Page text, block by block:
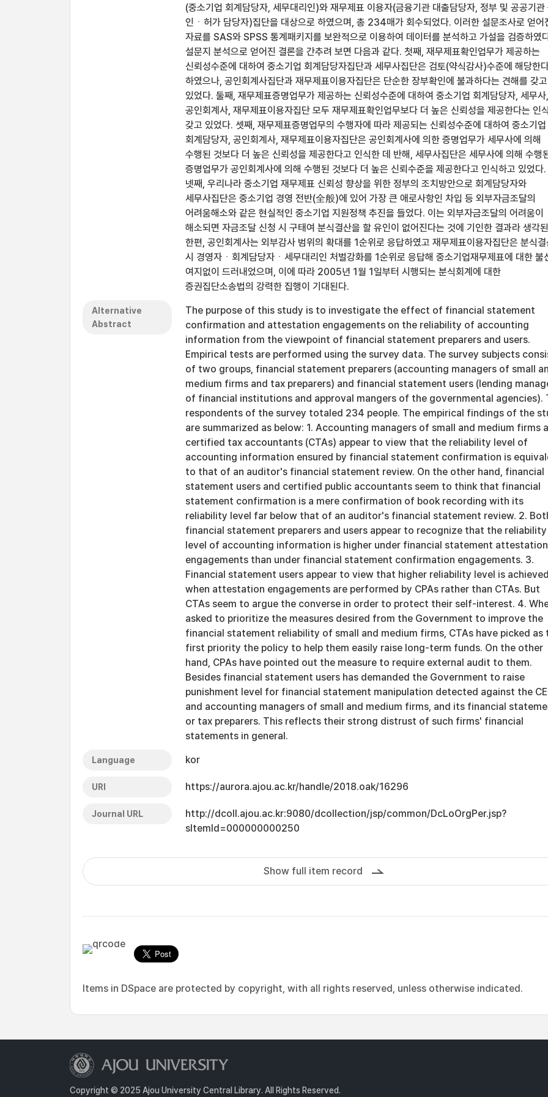
(중소기업 회계담당자, 세무대리인)와 재무제표 이용자(금융기관 대출담당자, 정부 및 공공기관
인ㆍ허가 담당자)집단을 대상으로 하였으며, 총 234매가 회수되었다. 이러한 설문조사로 얻어
자료를 SAS와 SPSS 통계패키지를 보완적으로 이용하여 데이터를 분석하고 가설을 검증하였
설문지 분석으로 얻어진 결론을 간추려 보면 다음과 같다. 첫째, 재무제표확인업무가 제공하는
신뢰성수준에 대하여 중소기업 회계담당자집단과 세무사집단은 검토(약식감사)수준에 해당한
하였으나, 공인회계사집단과 재무제표이용자집단은 단순한 장부확인에 불과하다는 견해를 갖고
있었다. 둘째, 재무제표증명업무가 제공하는 신뢰성수준에 대하여 중소기업 회계담당자, 세무사,
공인회계사, 재무제표이용자집단 모두 재무제표확인업무보다 더 높은 신뢰성을 제공한다는 인
갖고 있었다. 셋째, 재무제표증명업무의 수행자에 따라 제공되는 신뢰성수준에 대하여 중소기업
회계담당자, 공인회계사, 재무제표이용자집단은 공인회계사에 의한 증명업무가 세무사에 의해
수행된 것보다 더 높은 신뢰성을 제공한다고 인식한 데 반해, 세무사집단은 세무사에 의해 수행
증명업무가 공인회계사에 의해 수행된 것보다 더 높은 신뢰수준을 제공한다고 인식하고 있었다.
넷째, 우리나라 중소기업 재무제표 신뢰성 향상을 위한 정부의 조치방안으로 회계담당자와
세무사집단은 중소기업 경영 전반(全般)에 있어 가장 큰 애로사항인 차입 등 외부자금조달의
어려움해소와 같은 현실적인 중소기업 지원정책 추진을 들었다. 이는 외부자금조달의 어려움이
해소되면 자금조달 신청 시 구태여 분식결산을 할 유인이 없어진다는 것에 기인한 결과라 생각
한편, 공인회계사는 외부감사 범위의 확대를 1순위로 응답하였고 재무제표이용자집단은 분식
시 경영자ㆍ회계담당자ㆍ세무대리인 처벌강화를 1순위로 응답해 중소기업재무제표에 대한 불
여지없이 드러내었으며, 이에 따라 2005년 1월 1일부터 시행되는 분식회계에 대한
증권집단소송법의 강력한 집행이 기대된다.
Alternative
Abstract
The purpose of this study is to investigate the effect of financial statement
confirmation and attestation engagements on the reliability of accounting
information from the viewpoint of financial statement preparers and users.
Empirical tests are performed using the survey data. The survey subjects
of two groups, financial statement preparers (accounting managers of small
medium firms and tax preparers) and financial statement users (lending
of financial institutions and approval mangers of the governmental agencies).
respondents of the survey totaled 234 people. The empirical findings of the
are summarized as below: 1. Accounting managers of small and medium firms
certified tax accountants (CTAs) appear to view that the reliability level of
accounting information ensured by financial statement confirmation is
to that of an auditor's financial statement review. On the other hand, financial
statement users and certified public accountants seem to think that financial
statement confirmation is a mere confirmation of book recording with its
reliability level far below that of an auditor's financial statement review. 2.
financial statement preparers and users appear to recognize that the reliability
level of accounting information is higher under financial statement attestation
engagements than under financial statement confirmation engagements. 3.
Financial statement users appear to view that higher reliability level is achieved
when attestation engagements are performed by CPAs rather than CTAs. But
CTAs seem to argue the converse in order to protect their self-interest. 4.
asked to prioritize the measures desired from the Government to improve the
financial statement reliability of small and medium firms, CTAs have picked as
first priority the policy to help them easily raise long-term funds. On the other
hand, CPAs have pointed out the measure to require external audit to them.
Besides financial statement users has demanded the Government to raise
punishment level for financial statement manipulation detected against the
and accounting managers of small and medium firms, and its financial
or tax preparers. This reflects their strong distrust of such firms' financial
statements in general.
Language kor
URI https://aurora.ajou.ac.kr/handle/2018.oak/16296
Journal URL
http://dcoll.ajou.ac.kr:9080/dcollection/jsp/common/DcLoOrgPer.jsp?
sItemId=000000000250
Show full item record
Items in DSpace are protected by copyright, with all rights reserved, unless otherwise indicated.
Copyright © 2025 Ajou University Central Library. All Rights Reserved.